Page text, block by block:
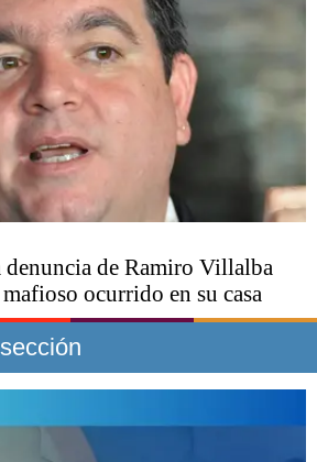
denuncia de Ramiro Villalba
ocurrido en su casa